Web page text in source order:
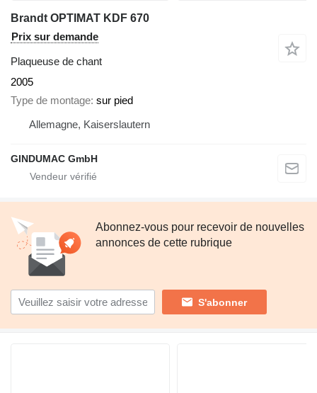
Brandt OPTIMAT KDF 670
Prix sur demande
Plaqueuse de chant
2005
Type de montage sur pied
Allemagne, Kaiserslautern
GINDUMAC GmbH
Abonnez-vous pour recevoir de nouvelles
annonces de cette rubrique
S'abonner